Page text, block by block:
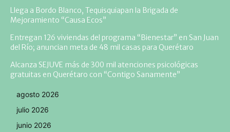
Llega a Bordo Blanco, Tequisquiapan la Brigada de
Mejoramiento “Causa Ecos”
Entregan 126 viviendas del programa “Bienestar” en San Juan
del Río; anuncian meta de 48 mil casas para Querétaro
Alcanza SEJUVE más de 300 mil atenciones psicológicas
gratuitas en Querétaro con “Contigo Sanamente”
agosto 2026
julio 2026
junio 2026